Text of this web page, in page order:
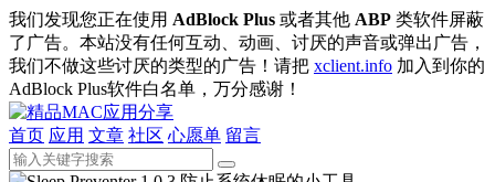
我们发现您正在使用 AdBlock Plus 或者其他 ABP 类软件屏蔽
了广告。本站没有任何互动、动画、讨厌的声音或弹出广告，
我们不做这些讨厌的类型的广告！请把 xclient.info 加入到你的
AdBlock Plus软件白名单，万分感谢！
首页 应用 文章 社区 心愿单 留言